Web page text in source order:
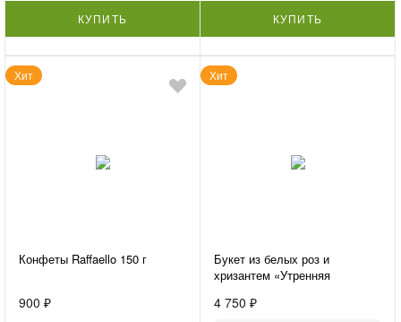
КУПИТЬ КУПИТЬ
Хит
Конфеты Raffaello 150 г
900 ₽
Хит
Букет из белых роз и
хризантем «Утренняя
4 750 ₽